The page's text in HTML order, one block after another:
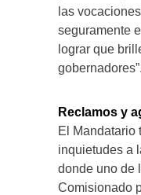
las
seguramente
lograr que
gobernadores”.
Reclamos y
El Mandatario
inquietudes a
donde uno de
Comisionado